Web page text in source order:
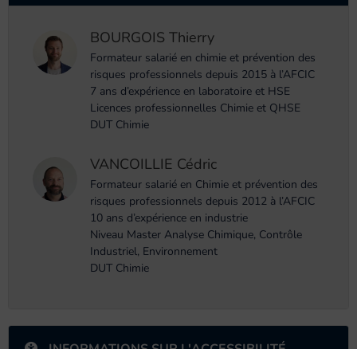
BOURGOIS Thierry
Formateur salarié en chimie et prévention des
risques professionnels depuis 2015 à l’AFCIC
7 ans d’expérience en laboratoire et HSE
Licences professionnelles Chimie et QHSE
DUT Chimie
VANCOILLIE Cédric
Formateur salarié en Chimie et prévention des
risques professionnels depuis 2012 à l’AFCIC
10 ans d’expérience en industrie
Niveau Master Analyse Chimique, Contrôle
Industriel, Environnement
DUT Chimie